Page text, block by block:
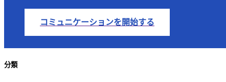
コミュニケーションを開始する
分類